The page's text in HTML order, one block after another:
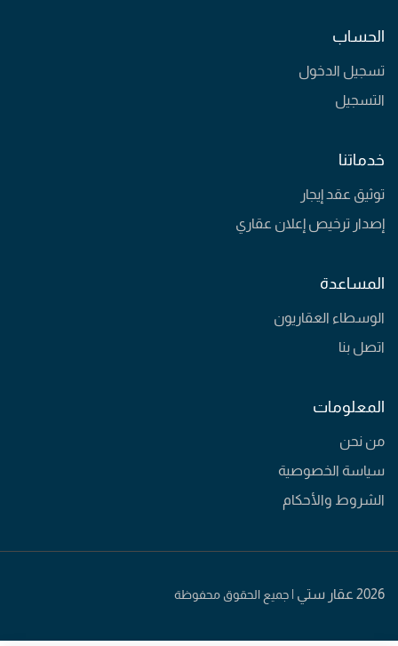
الحساب
تسجيل الدخول
التسجيل
خدماتنا
توثيق عقد إيجار
إصدار ترخيص إعلان عقاري
المساعدة
الوسطاء العقاريون
اتصل بنا
المعلومات
من نحن
سياسة الخصوصية
الشروط والأحكام
2026 عقار ستي | جميع الحقوق محفوظة